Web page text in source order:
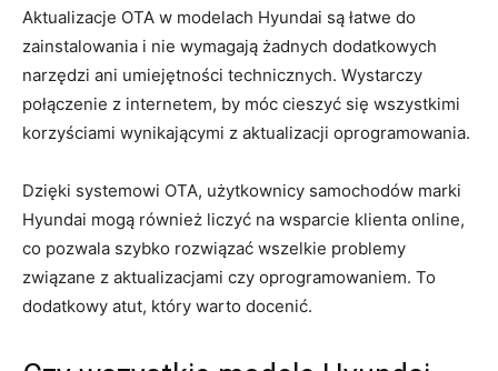
Aktualizacje OTA⁣ w modelach Hyundai są łatwe ​do
zainstalowania i ⁤nie wymagają żadnych dodatkowych
narzędzi ani umiejętności technicznych. Wystarczy
połączenie⁢ z internetem, by móc cieszyć się⁢ wszystkimi
korzyściami wynikającymi ⁤z aktualizacji oprogramowania.
Dzięki systemowi OTA, użytkownicy samochodów marki
Hyundai mogą również liczyć na wsparcie ‌klienta ‍online,⁣
co pozwala szybko rozwiązać wszelkie problemy
związane z ⁤aktualizacjami ⁢czy oprogramowaniem. To⁢
dodatkowy atut, który warto docenić.